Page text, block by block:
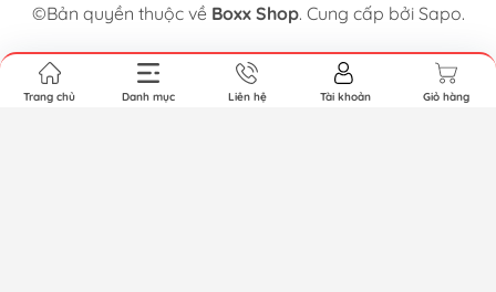
©Bản quyền thuộc về Boxx Shop. Cung cấp bởi Sapo.
Trang chủ Danh mục Liên hệ Tài khoản Giỏ hàng